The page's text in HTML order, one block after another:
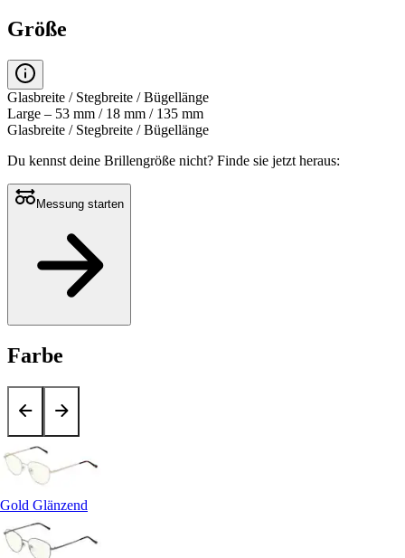
Größe
Glasbreite / Stegbreite / Bügellänge
Large – 53 mm / 18 mm / 135 mm
Glasbreite / Stegbreite / Bügellänge
Du kennst deine Brillengröße nicht? Finde sie jetzt heraus:
Messung starten
Farbe
Gold Glänzend